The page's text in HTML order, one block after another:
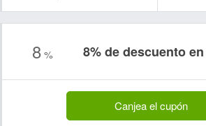
8% 8% de descuento
Canjea el cupón